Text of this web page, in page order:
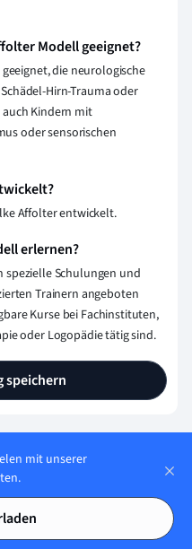
Modell geeignet?
die neurologische
Hirn-Trauma oder
Kindern mit
oder sensorischen
Affolter entwickelt.
erlernen?
Schulungen und
Trainern angeboten
Kurse bei Fachinstituten,
oder Logopädie tätig sind.
speichern
mit unserer